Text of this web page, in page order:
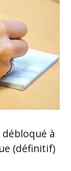
à
(définitif)